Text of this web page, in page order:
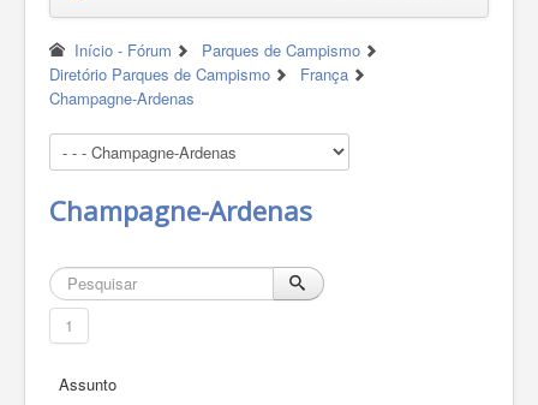
Início - Fórum
Parques de Campismo
Diretório Parques de Campismo
França
Champagne-Ardenas
Champagne-Ardenas
1
Assunto